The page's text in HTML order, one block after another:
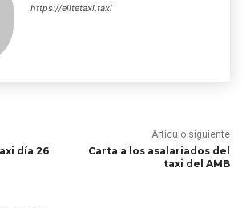
https://elitetaxi.taxi
día 26
Artículo siguiente
Carta a los asalariados del
taxi del AMB